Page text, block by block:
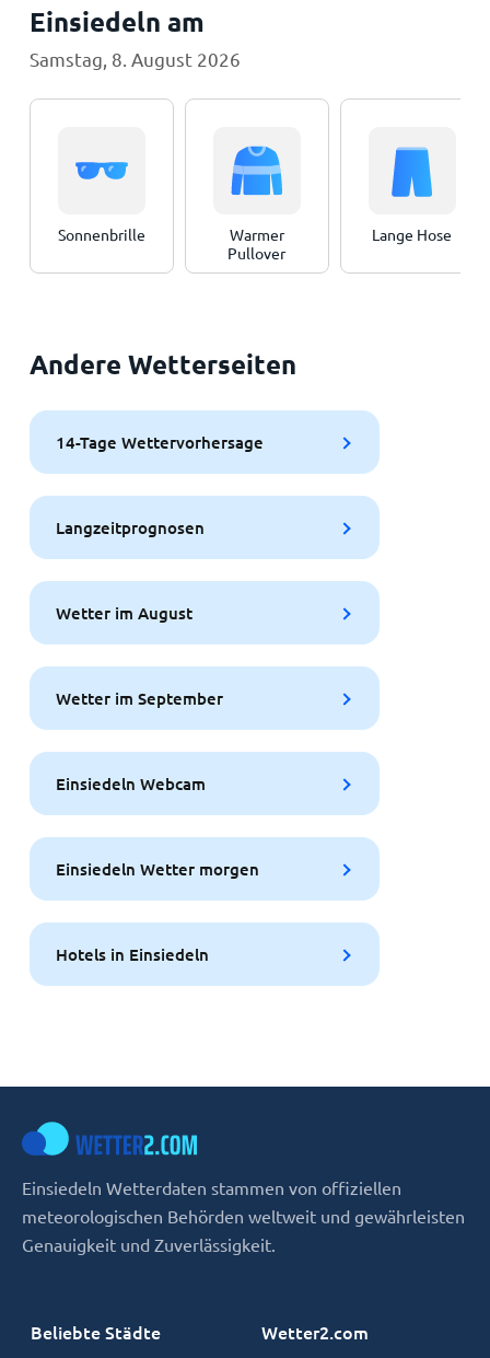
Einsiedeln am
Samstag, 8. August 2026
Sonnenbrille
Warmer
Pullover
Lange Hose
Andere Wetterseiten
14-Tage Wettervorhersage
Langzeitprognosen
Wetter im August
Wetter im September
Einsiedeln Webcam
Einsiedeln Wetter morgen
Hotels in Einsiedeln
Einsiedeln Wetterdaten stammen von offiziellen
meteorologischen Behörden weltweit und gewährleisten
Genauigkeit und Zuverlässigkeit.
Beliebte Städte Wetter2.com